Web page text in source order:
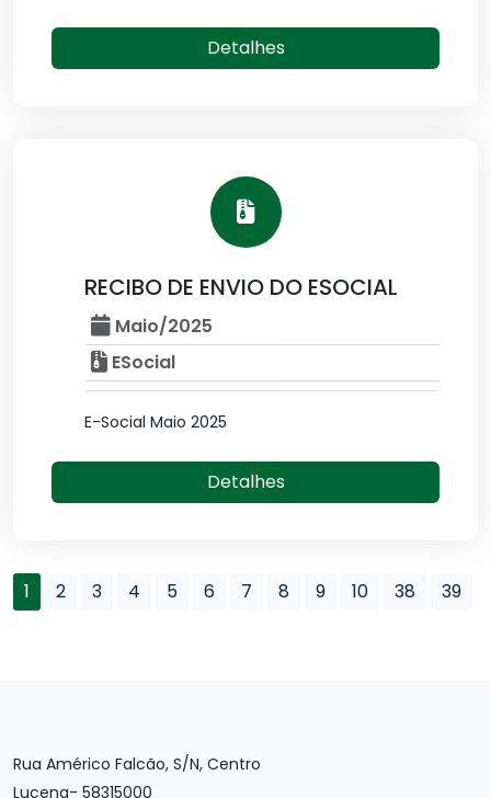
Detalhes
RECIBO DE ENVIO DO ESOCIAL
Maio/2025
ESocial
E-Social Maio 2025
Detalhes
1 2 3 4 5 6 7 8 9 10 38 39
Rua Américo Falcão, S/N, Centro
Lucena- 58315000